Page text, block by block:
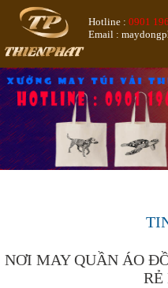
Hotline : 0901
Email :
NƠI MAY QUẦN ÁO
RẺ